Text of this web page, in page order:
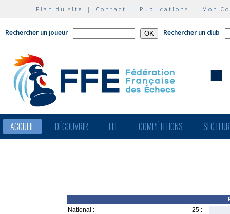
Plan du site | Contact | Publications | Mon
Rechercher un joueur Rechercher un club
ACCUEIL DÉCOUVRIR FFE COMPÉTITIONS
National :
25 :